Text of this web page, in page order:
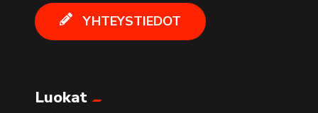
YHTEYSTIEDOT
Luokat